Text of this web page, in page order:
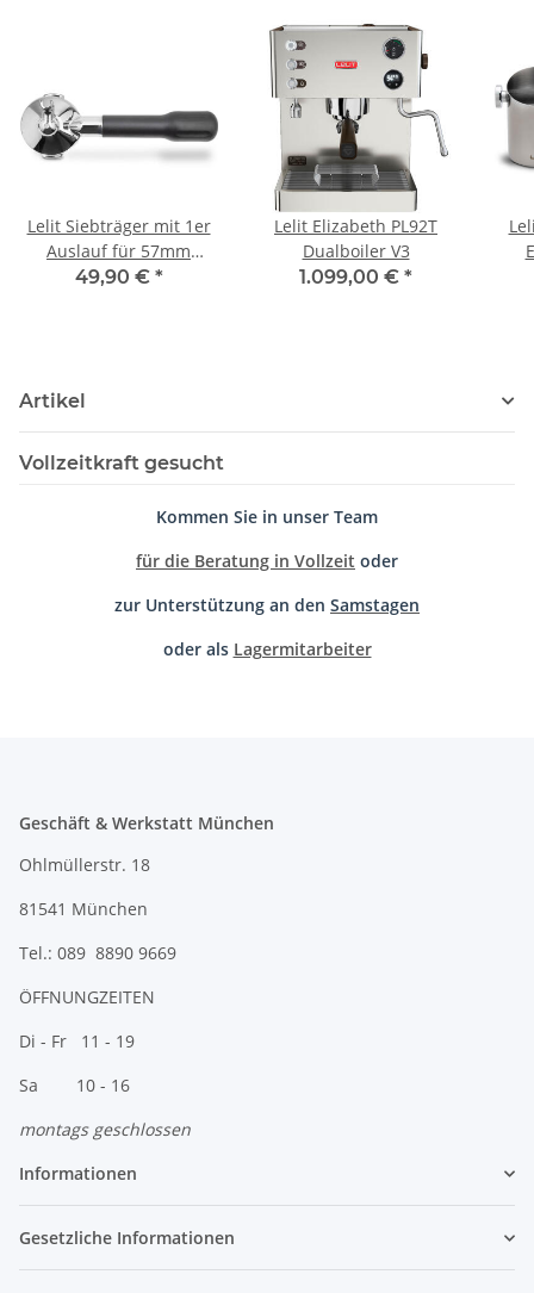
Lelit Siebträger mit 1er
Auslauf für 57mm
Modelle
49,90 € *
Lelit Elizabeth PL92T
Dualboiler V3
1.099,00 € *
Artikel
Vollzeitkraft gesucht
Kommen Sie in unser Team
für die Beratung in Vollzeit oder
zur Unterstützung an den Samstagen
oder als Lagermitarbeiter
Geschäft & Werkstatt München
Ohlmüllerstr. 18
81541 München
Tel.: 089 8890 9669
ÖFFNUNGZEITEN
Di - Fr 11 - 19
Sa 10 - 16
montags geschlossen
Informationen
Gesetzliche Informationen